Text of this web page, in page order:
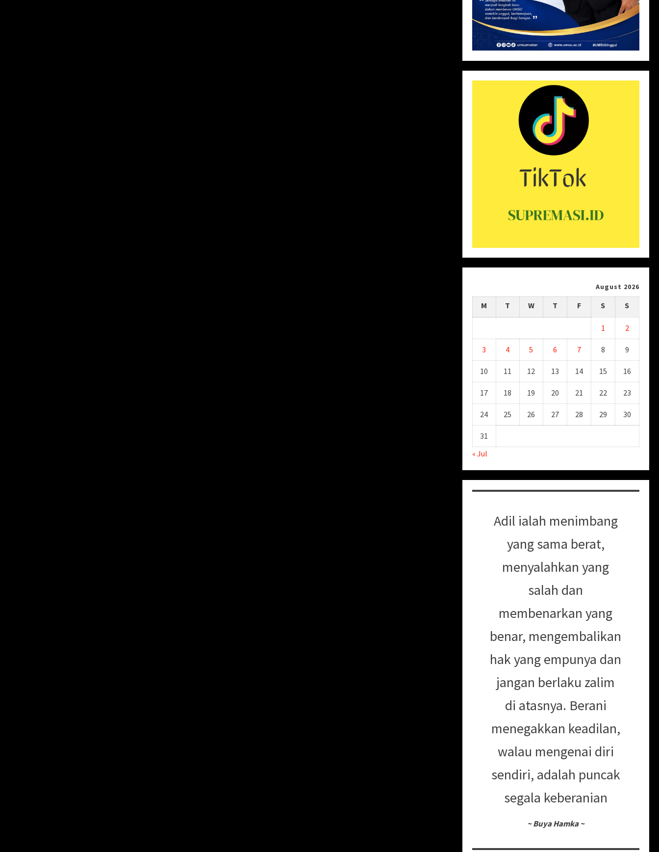
August 2026
M T W T F S S
1 2
3 4 5 6 7 8 9
10 11 12 13 14 15 16
17 18 19 20 21 22 23
24 25 26 27 28 29 30
31
« Jul
Adil ialah menimbang
yang sama berat,
menyalahkan yang
salah dan
membenarkan yang
benar, mengembalikan
hak yang empunya dan
jangan berlaku zalim
di atasnya. Berani
menegakkan keadilan,
walau mengenai diri
sendiri, adalah puncak
segala keberanian
~Buya Hamka ~